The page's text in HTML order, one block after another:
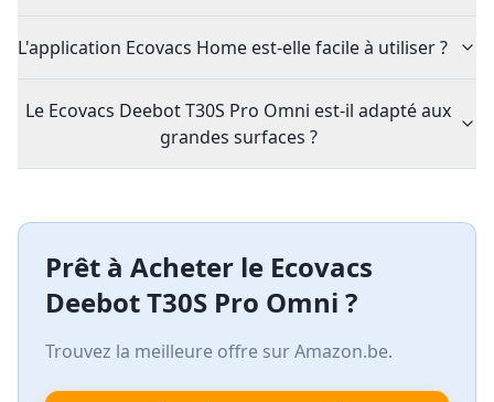
L'application Ecovacs Home est-elle facile à utiliser ?
Le Ecovacs Deebot T30S Pro Omni est-il adapté aux
grandes surfaces ?
Prêt à Acheter le Ecovacs
Deebot T30S Pro Omni ?
Trouvez la meilleure offre sur Amazon.be.